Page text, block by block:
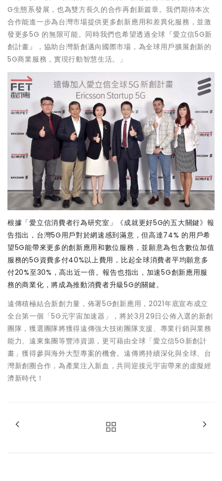
G生態系發展，也為雙方長久的合作再創新篇章。我們期待本次
合作能進一步為台灣市場提供更多創新應用和差異化服務，並激
發更多5G 的無限可能。同時我們也希望透過全球『愛立信5G新
創計畫』，協助台灣新創邁向國際市場，為全球用戶擴展創新的
5G商業服務，實現行動智慧生活。」
根據「愛立信消費者行為研究室」《成就更好5G的五大關鍵》報
告指出，台灣5G用戶對於網速感到滿意，但高達74% 的用戶希
望5G能帶來更多的創新應用和數位服務，並願意為包含數位加值
服務的5G資費多付40%以上費用 ，比起全球消費者平均願意多
付20%至30%，高出近一倍。報告也指出，加速5G創新應用服
務的商業化，將成為推動消費者升級5G的關鍵。
遠傳積極結合新創力量，佈署5G創新應用，2021年底宣布成立
全台第一個「5G元宇宙加速器」，將於3月29日公佈入選的新創
團隊，獲選團隊將獲得遠傳強大技術團隊支援、專業行銷與業務
能力、遠東集團等豐沛資源，更可藉由全球「愛立信5G新創計
畫」獲得參與海外大型專案的機會。遠傳將持續深化與全球、台
灣新創圈合作，為產業注入新血，共同迎接元宇宙帶來的虛擬經
濟新時代！